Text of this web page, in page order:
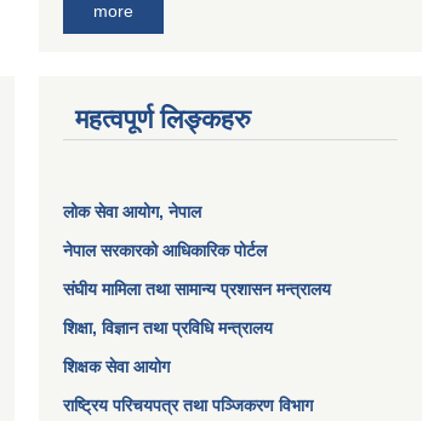
more
महत्वपूर्ण लिङ्कहरु
लोक सेवा आयोग, नेपाल
नेपाल सरकारको आधिकारिक पोर्टल
संघीय मामिला तथा सामान्य प्रशासन मन्त्रालय
शिक्षा, विज्ञान तथा प्रविधि मन्त्रालय
शिक्षक सेवा आयोग
राष्ट्रिय परिचयपत्र तथा पञ्जिकरण विभाग